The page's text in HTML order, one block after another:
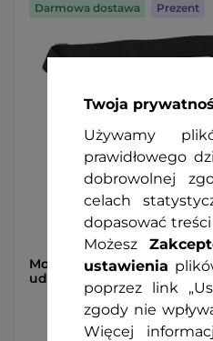
Motocyklowa nerka
uda W-TEC Black Heart
Darmowa dostawa Prezent
Twoja
Używamy
prawidłowego
dobrowolnej
celach
dopasować
Możesz
ustawienia
poprzez link
zgody nie
Więcej